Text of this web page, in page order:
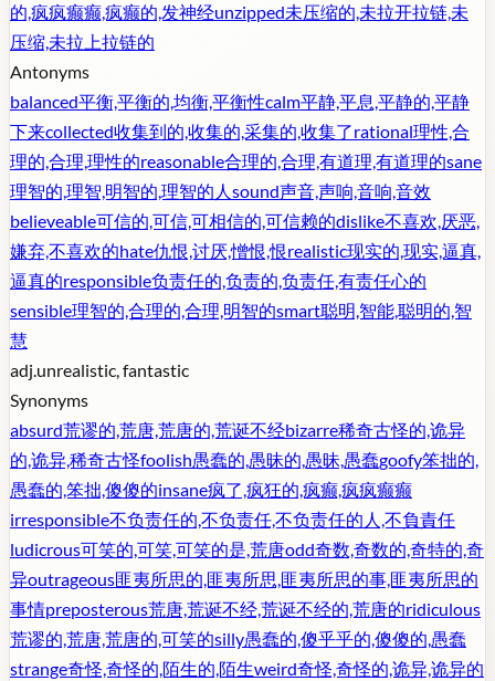
的,疯疯癫癫,疯癫的,发神经unzipped未压缩的,未拉开拉链,未
压缩,未拉上拉链的
Antonyms
balanced平衡,平衡的,均衡,平衡性calm平静,平息,平静的,平静
下来collected收集到的,收集的,采集的,收集了rational理性,合
理的,合理,理性的reasonable合理的,合理,有道理,有道理的sane
理智的,理智,明智的,理智的人 sound声音,声响,音响,音效
believeable可信的,可信,可相信的,可信赖的dislike不喜欢,厌恶,
嫌弃,不喜欢的hate仇恨,讨厌,憎恨,恨realistic现实的,现实,逼真,
逼真的responsible负责任的,负责的,负责任,有责任心的
sensible理智的,合理的,合理,明智的smart聪明,智能,聪明的,智
慧
adj.unrealistic, fantastic
Synonyms
absurd荒谬的,荒唐,荒唐的,荒诞不经bizarre稀奇古怪的,诡异
的,诡异,稀奇古怪foolish愚蠢的,愚昧的,愚昧,愚蠢goofy笨拙的,
愚蠢的,笨拙,傻傻的insane疯了,疯狂的,疯癫,疯疯癫癫
irresponsible不负责任的,不负责任,不负责任的人,不負責任
ludicrous可笑的,可笑,可笑的是,荒唐odd奇数,奇数的,奇特的,奇
异outrageous匪夷所思的,匪夷所思,匪夷所思的事,匪夷所思的
事情preposterous荒唐,荒诞不经,荒诞不经的,荒唐的ridiculous
荒谬的,荒唐,荒唐的,可笑的silly愚蠢的,傻乎乎的,傻傻的,愚蠢
strange奇怪,奇怪的,陌生的,陌生weird奇怪,奇怪的,诡异,诡异的